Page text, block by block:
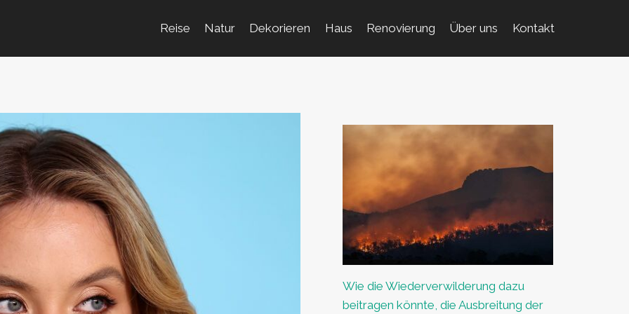
Reise Natur Dekorieren Haus Renovierung Über uns Kontakt
Wie die Wiederverwilderung dazu
beitragen könnte, die Ausbreitung der